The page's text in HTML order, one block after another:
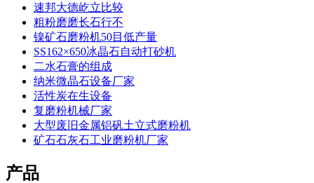
速邦大德屹立比较
粗粉磨磨长石行不
镍矿石磨粉机50目低产量
SS162×650冰晶石自动打砂机
二水石膏的组成
纳米微晶石设备厂家
活性炭在生设备
复磨粉机械厂家
大型废旧金属铝矾土立式磨粉机
矿石石灰石工业磨粉机厂家
产品